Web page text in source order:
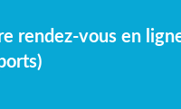
rendez-vous en